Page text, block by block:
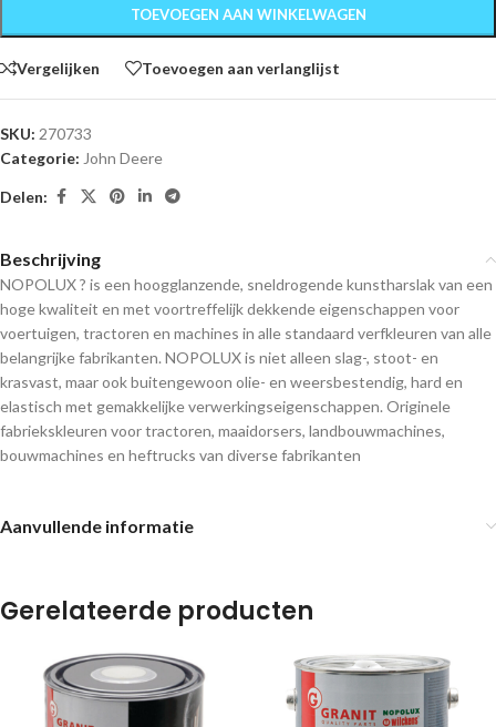
TOEVOEGEN AAN WINKELWAGEN
Vergelijken Toevoegen aan verlanglijst
SKU: 270733
Categorie: John Deere
Delen:
Beschrijving
NOPOLUX ? is een hoogglanzende, sneldrogende kunstharslak van een
hoge kwaliteit en met voortreffelijk dekkende eigenschappen voor
voertuigen, tractoren en machines in alle standaard verfkleuren van alle
belangrijke fabrikanten. NOPOLUX is niet alleen slag-, stoot- en
krasvast, maar ook buitengewoon olie- en weersbestendig, hard en
elastisch met gemakkelijke verwerkingseigenschappen. Originele
fabriekskleuren voor tractoren, maaidorsers, landbouwmachines,
bouwmachines en heftrucks van diverse fabrikanten
Aanvullende informatie
Gerelateerde producten